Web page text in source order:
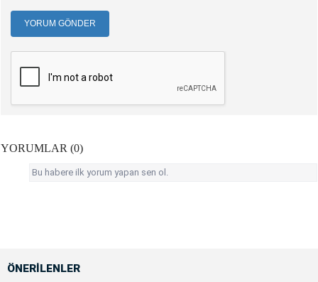
YORUM GÖNDER
YORUMLAR (0)
Bu habere ilk yorum yapan sen ol.
ÖNERİLENLER